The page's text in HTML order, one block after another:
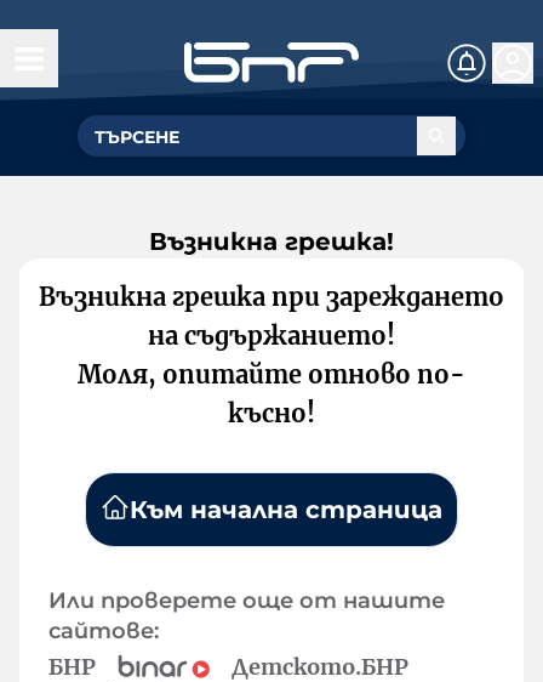
Възникна грешка!
Възникна грешка при зареждането
на съдържанието!
Моля, опитайте отново по-
късно!
Към начална страница
Или проверете още от нашите
сайтове:
БНР
Детското.БНР